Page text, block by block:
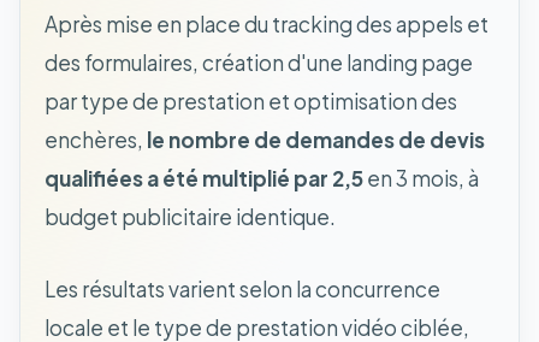
Après mise en place du tracking des appels et
des formulaires, création d'une landing page
par type de prestation et optimisation des
enchères, le nombre de demandes de devis
qualifiées a été multiplié par 2,5en 3 mois, à
budget publicitaire identique.
Les résultats varient selon la concurrence
locale et le type de prestation vidéo ciblée,